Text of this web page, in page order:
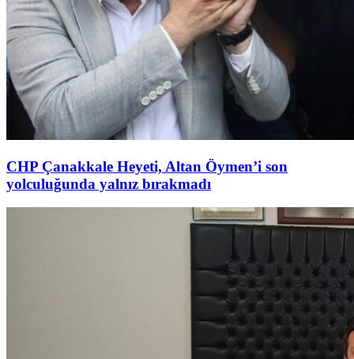
CHP Çanakkale Heyeti, Altan Öymen’i son
yolculuğunda yalnız bırakmadı